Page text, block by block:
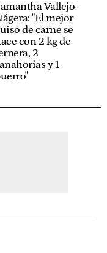
Vallejo-
"El mejor
de carne se
con 2 kg de
2
y 1